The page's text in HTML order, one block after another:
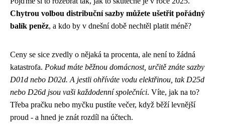
Chytrou volbou distribuční sazby můžete ušetřit pořádný
balík peněz, a kdo by v dnešní době nechtěl platit méně?
Ceny se sice zvedly o nějaká ta procenta, ale není to žádná
katastrofa. Pokud máte běžnou domácnost, určitě znáte sazby
D01d nebo D02d. A jestli ohříváte vodu elektřinou, tak D25d
nebo D26d jsou vaši každodenní společníci. Víte, jak na to?
Třeba pračku nebo myčku pustíte večer, když běží levnější
proud - a hned je znát rozdíl na účtech.